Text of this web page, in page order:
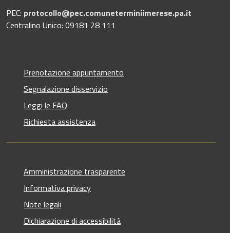
PEC: protocollo@pec.comuneterminiimerese.pa.it
Centralino Unico: 09181 28 111
Prenotazione appuntamento
Segnalazione disservizio
Leggi le FAQ
Richiesta assistenza
Amministrazione trasparente
Informativa privacy
Note legali
Dichiarazione di accessibilità